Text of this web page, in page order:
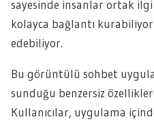
sayesinde insanlar ortak
kolayca bağlantı
edebiliyor.
Bu görüntülü sohbet
sunduğu benzersiz
Kullanıcılar, uygulama